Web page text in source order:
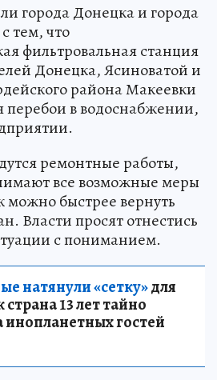
города Донецка и города
тем, что
фильтровальная станция
Донецка, Ясиноватой и
района Макеевки
перебои в водоснабжении,
ремонтные работы,
все возможные меры
можно быстрее вернуть
Власти просят отнестись
с пониманием.
натянули «сетку»для
13 лет тайно
инопланетных гостей